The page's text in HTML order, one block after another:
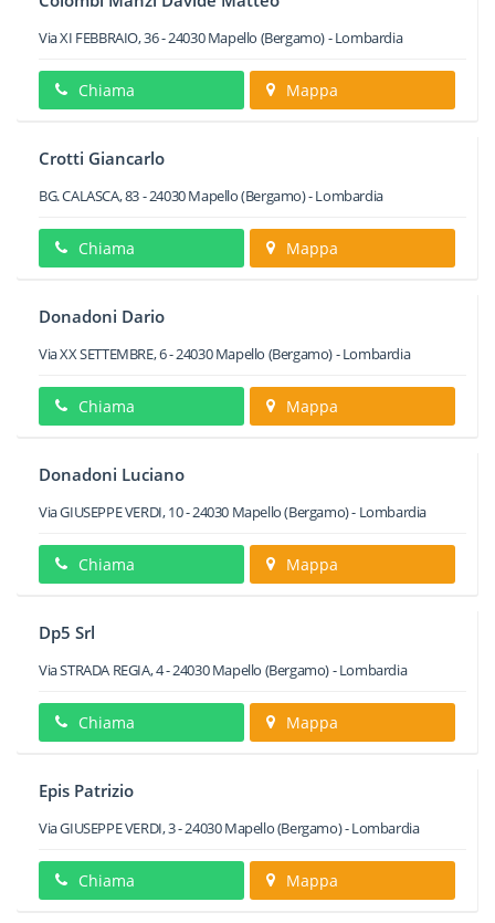
Via XI FEBBRAIO, 36-24030 Mapello (Bergamo) -Lombardia
Chiama Mappa
Crotti Giancarlo
BG. CALASCA, 83-24030Mapello(Bergamo) -Lombardia
Chiama Mappa
Donadoni Dario
Via XX SETTEMBRE, 6-24030 Mapello (Bergamo) -Lombardia
Chiama Mappa
Donadoni Luciano
Via GIUSEPPE VERDI, 10-24030 Mapello(Bergamo) - Lombardia
Chiama Mappa
Dp5 Srl
Via STRADA REGIA, 4-24030 Mapello (Bergamo) -Lombardia
Chiama Mappa
Epis Patrizio
Via GIUSEPPE VERDI, 3-24030Mapello(Bergamo) -Lombardia
Chiama Mappa